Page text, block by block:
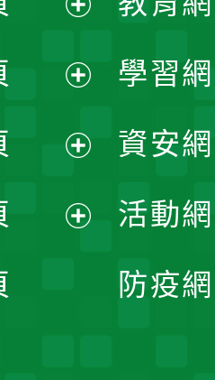
選
單
開
選
單
開
選
單
開
選
開
學習
資安
活動
防疫